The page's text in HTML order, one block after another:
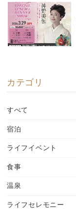
カテゴリ
すべて
宿泊
ライフイベント
食事
温泉
ライフセレモニー